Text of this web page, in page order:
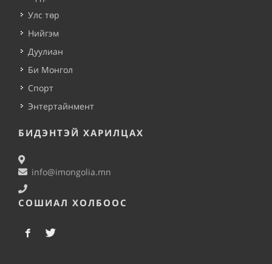
Улс төр
Нийгэм
Дуулиан
Би Монгол
Спорт
Энтертайнмент
БИДЭНТЭЙ ХАРИЛЦАХ
info@imongolia.mn
СОШИАЛ ХОЛБООС